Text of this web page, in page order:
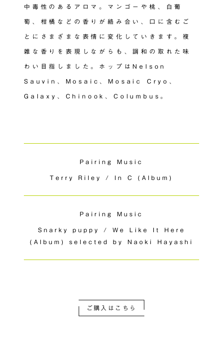
中毒性のあるアロマ。マンゴーや桃、白葡
萄、柑橘などの香りが絡み合い、口に含むご
とにさまざまな表情に変化していきます。複
雑な香りを表現しながらも、調和の取れた味
わい目指しました。ホップはNelson
Sauvin、Mosaic、Mosaic Cryo、
Galaxy、Chinook、Columbus。
Pairing Music
Terry Riley / In C (Album)
Pairing Music
Snarky puppy / We Like It Here
(Album) selected by Naoki Hayashi
ご購入はこちら